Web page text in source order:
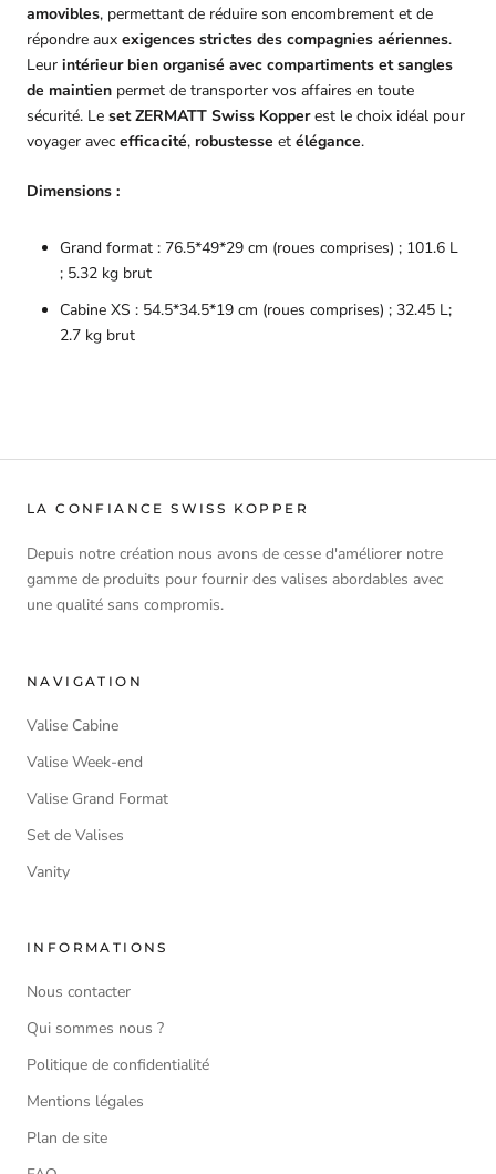
amovibles, permettant de réduire son encombrement et de
répondre aux exigences strictes des compagnies aériennes.
Leur intérieur bien organisé avec compartiments et sangles
de maintien permet de transporter vos affaires en toute
sécurité. Le set ZERMATT Swiss Kopperest le choix idéal pour
voyager avec efficacité, robustesse et élégance.
Dimensions :
Grand format : 76.5*49*29 cm (roues comprises) ; 101.6 L
; 5.32 kg brut
Cabine XS : 54.5*34.5*19 cm (roues comprises) ; 32.45 L;
2.7 kg brut
LA CONFIANCE SWISS KOPPER
Depuis notre création nous avons de cesse d'améliorer notre
gamme de produits pour fournir des valises abordables avec
une qualité sans compromis.
NAVIGATION
Valise Cabine
Valise Week-end
Valise Grand Format
Set de Valises
Vanity
INFORMATIONS
Nous contacter
Qui sommes nous ?
Politique de confidentialité
Mentions légales
Plan de site